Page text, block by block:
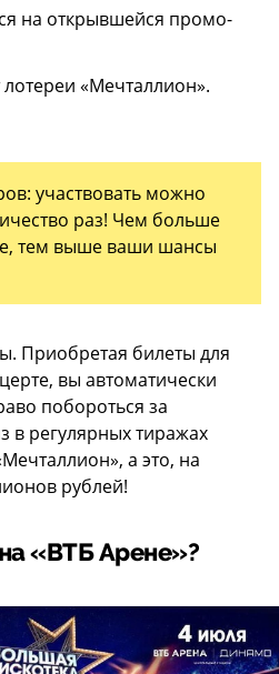
на открывшейся промо-
«Мечталлион».
участвовать можно
раз! Чем больше
тем выше ваши шансы
Приобретая билеты для
вы автоматически
побороться за
в регулярных тиражах
а это, на
рублей!
на «ВТБ Арене»?